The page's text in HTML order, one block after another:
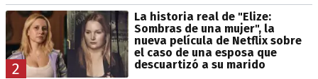
2
La historia real de "Elize:
Sombras de una mujer", la
nueva película de Netflix sobre
el caso de una esposa que
descuartizó a su marido